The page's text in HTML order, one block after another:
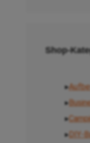
Shop-
▸
▸
▸
▸DIY-